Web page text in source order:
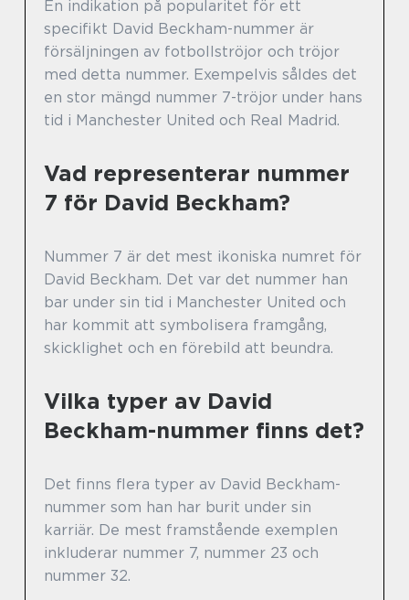
En indikation på popularitet för ett
specifikt David Beckham-nummer är
försäljningen av fotbollströjor och tröjor
med detta nummer. Exempelvis såldes det
en stor mängd nummer 7-tröjor under hans
tid i Manchester United och Real Madrid.
Vad representerar nummer
7 för David Beckham?
Nummer 7 är det mest ikoniska numret för
David Beckham. Det var det nummer han
bar under sin tid i Manchester United och
har kommit att symbolisera framgång,
skicklighet och en förebild att beundra.
Vilka typer av David
Beckham-nummer finns det?
Det finns flera typer av David Beckham-
nummer som han har burit under sin
karriär. De mest framstående exemplen
inkluderar nummer 7, nummer 23 och
nummer 32.